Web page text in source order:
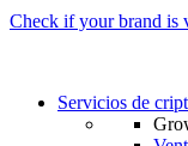
Check if your brand is
Servicios de